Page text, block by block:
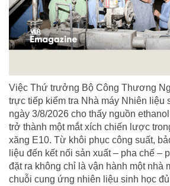
Việc Thứ trưởng Bộ Công Thương
trực tiếp kiểm tra Nhà máy Nhiên liệu
ngày 3/8/2026 cho thấy nguồn
trở thành một mắt xích chiến lược
xăng E10. Từ khôi phục công suất,
liệu đến kết nối sản xuất – pha chế –
đặt ra không chỉ là vận hành một nhà
chuỗi cung ứng nhiên liệu sinh học